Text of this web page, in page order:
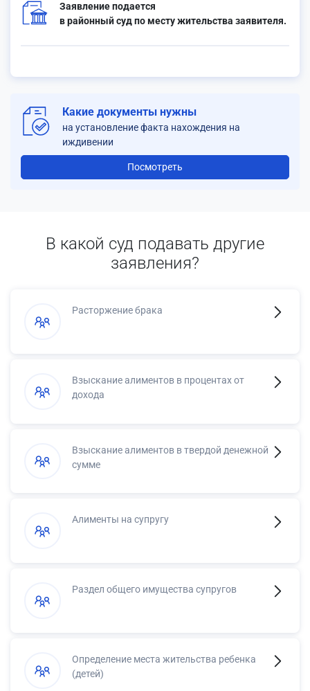
Заявление подается
в районный суд по месту жительства заявителя.
Какие документы нужны
на установление факта нахождения на
иждивении
Посмотреть
В какой суд подавать другие
заявления?
Расторжение брака
Взыскание алиментов в процентах от
дохода
Взыскание алиментов в твердой денежной
сумме
Алименты на супругу
Раздел общего имущества супругов
Определение места жительства ребенка
(детей)